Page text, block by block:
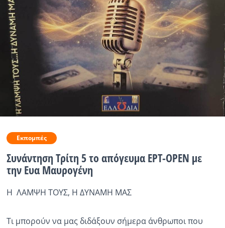
Κόσμος
Ραδιόφωνο
Εκπομπές
Πολιτισμός
Εκπομπές
Συνάντηση Τρίτη 5 το απόγευμα ΕΡΤ-OPEN με
την Ευα Μαυρογένη
Η ΛΑΜΨΗ ΤΟΥΣ, Η ΔΥΝΑΜΗ ΜΑΣ
Τι μπορούν να μας διδάξουν σήμερα άνθρωποι που